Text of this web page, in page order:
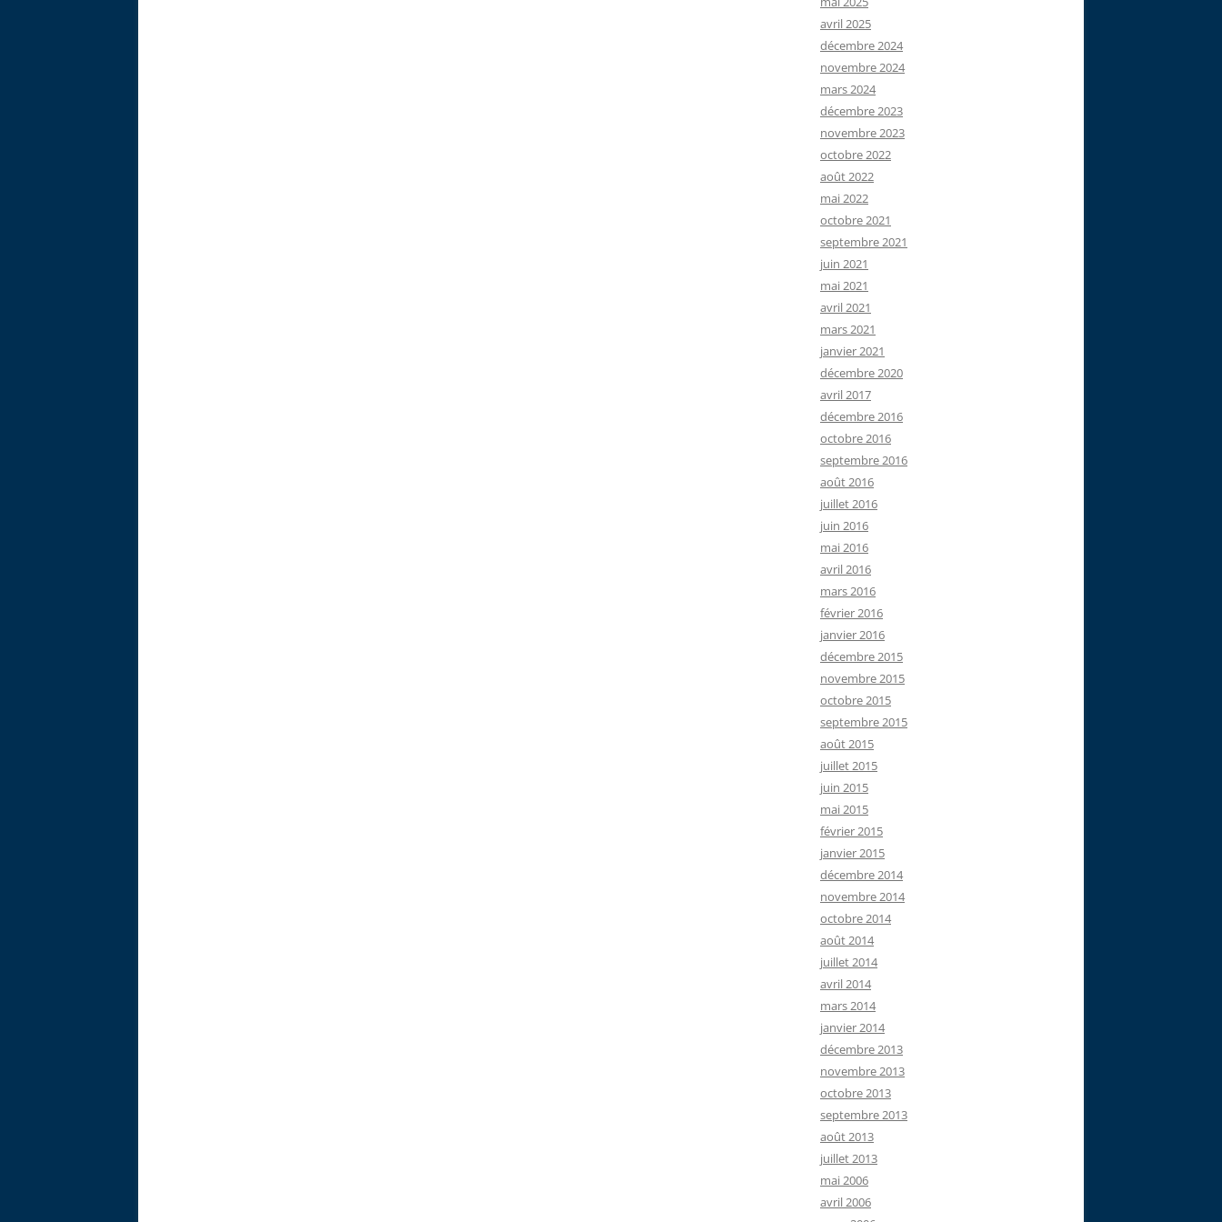
avril 2025
décembre 2024
novembre 2024
mars 2024
décembre 2023
novembre 2023
octobre 2022
août 2022
mai 2022
octobre 2021
septembre 2021
juin 2021
mai 2021
avril 2021
mars 2021
janvier 2021
décembre 2020
avril 2017
décembre 2016
octobre 2016
septembre 2016
août 2016
juillet 2016
juin 2016
mai 2016
avril 2016
mars 2016
février 2016
janvier 2016
décembre 2015
novembre 2015
octobre 2015
septembre 2015
août 2015
juillet 2015
juin 2015
mai 2015
février 2015
janvier 2015
décembre 2014
novembre 2014
octobre 2014
août 2014
juillet 2014
avril 2014
mars 2014
janvier 2014
décembre 2013
novembre 2013
octobre 2013
septembre 2013
août 2013
juillet 2013
mai 2006
avril 2006